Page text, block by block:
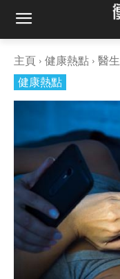
主頁 健康熱點 醫
健康熱點